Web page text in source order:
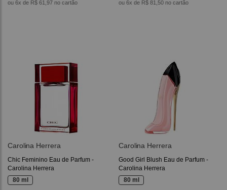
ou 6x de R$ 61,97 no cartão ou 6x de R$ 81,50 no cartão
Carolina Herrera
Chic Feminino Eau de Parfum -
Carolina Herrera
80 ml
Carolina Herrera
Good Girl Blush Eau de Parfum -
Carolina Herrera
80 ml